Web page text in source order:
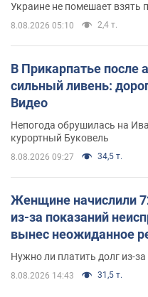
Украине не помешает взять
8.08.2026 05:10 2,4 т.
В Прикарпатье
сильный ливень:
Видео
Непогода обрушилась на
курортный Буковель
8.08.2026 09:27 34,5 т.
Женщине начислили
из-за показаний
вынес неожиданное
Нужно ли платить долг из-
8.08.2026 14:43 31,5 т.